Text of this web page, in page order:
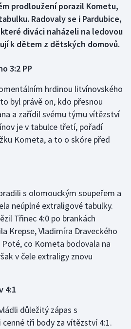
prodloužení porazil Kometu,
Radovaly se i Pardubice,
diváci naházeli na ledovou
k dětem z dětských domovů.
3:2 PP
hrdinou litvínovského
byl právě on, kdo přesnou
a zařídil svému týmu vítězství
je v tabulce třetí, pořadí
Kometa, a to o skóre před
s olomouckým soupeřem a
neúplné extraligové tabulky.
Třinec 4:0 po brankách
Krepse, Vladimíra Draveckého
co Kometa bodovala na
v čele extraligy znovu
4:1
důležitý zápas s
tři body za vítězství 4:1.